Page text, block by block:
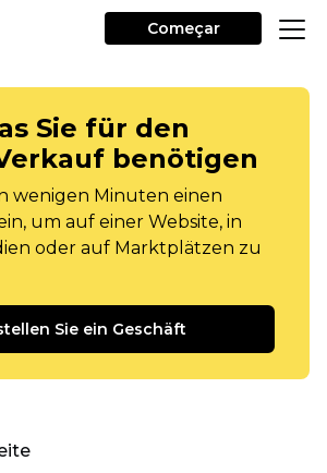
Começar
Sie für den
benötigen
wenigen Minuten einen
um auf einer Website, in
oder auf Marktplätzen zu
Sie ein Geschäft